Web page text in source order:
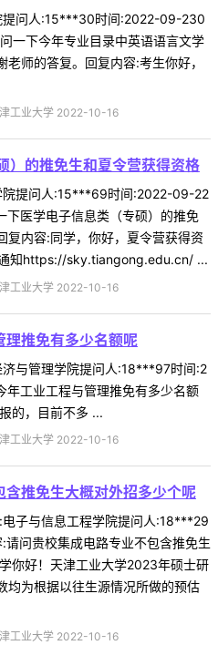
提问人:15***30时间:2022-09-230
一下今年专业目录中英语语言文学
师的答复。回复内容:考生你好，
工业大学 2022-10-16
）的推免生和夏令营获得资格
院提问人:15***69时间:2022-09-22
医学电子信息类（专硕）的推免
复内容:同学，你好，夏令营获得资
知https://sky.tiangong.edu.cn/ ...
工业大学 2022-10-16
理推免有多少名额呢
与管理学院提问人:18***97时间:2
工业工程与管理推免有多少名额
的，目前不多 ...
工业大学 2022-10-16
推免生大概对外招多少个呢
子与信息工程学院提问人:18***29
问贵校集成电路专业不包含推免生
你好！天津工业大学2023年硕士研
均为根据以往生源情况所做的预估
工业大学 2022-10-16